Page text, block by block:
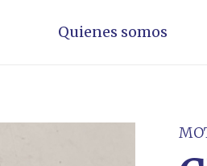
Quienes somos